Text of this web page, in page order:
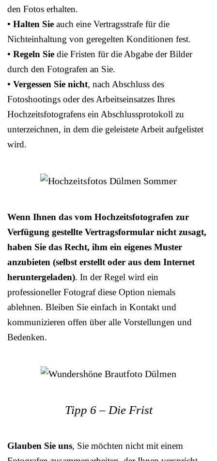
den Fotos erhalten.
• Halten Sie auch eine Vertragsstrafe für die
Nichteinhaltung von geregelten Konditionen fest.
• Regeln Sie die Fristen für die Abgabe der Bilder
durch den Fotografen an Sie.
• Vergessen Sie nicht, nach Abschluss des
Fotoshootings oder des Arbeitseinsatzes Ihres
Hochzeitsfotografens ein Abschlussprotokoll zu
unterzeichnen, in dem die geleistete Arbeit aufgelistet
wird.
Wenn Ihnen das vom Hochzeitsfotografen zur
Verfügung gestellte Vertragsformular nicht zusagt,
haben Sie das Recht, ihm ein eigenes Muster
anzubieten (selbst erstellt oder aus dem Internet
heruntergeladen). In der Regel wird ein
professioneller Fotograf diese Option niemals
ablehnen. Bleiben Sie einfach in Kontakt und
kommunizieren offen über alle Vorstellungen und
Bedenken.
Tipp 6 – Die Frist
Glauben Sie uns, Sie möchten nicht mit einem